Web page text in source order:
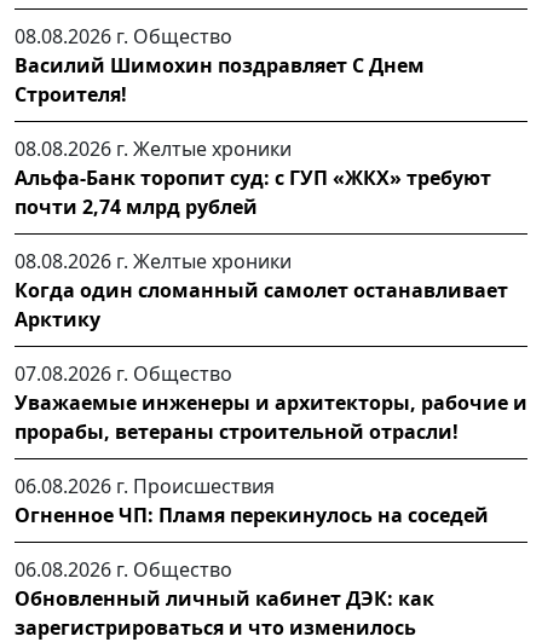
08.08.2026 г. Общество
Василий Шимохин поздравляет С Днем
Строителя!
08.08.2026 г. Желтые хроники
Альфа-Банк торопит суд: с ГУП «ЖКХ» требуют
почти 2,74 млрд рублей
08.08.2026 г. Желтые хроники
Когда один сломанный самолет останавливает
Арктику
07.08.2026 г. Общество
Уважаемые инженеры и архитекторы, рабочие и
прорабы, ветераны строительной отрасли!
06.08.2026 г. Происшествия
Огненное ЧП: Пламя перекинулось на соседей
06.08.2026 г. Общество
Обновленный личный кабинет ДЭК: как
зарегистрироваться и что изменилось